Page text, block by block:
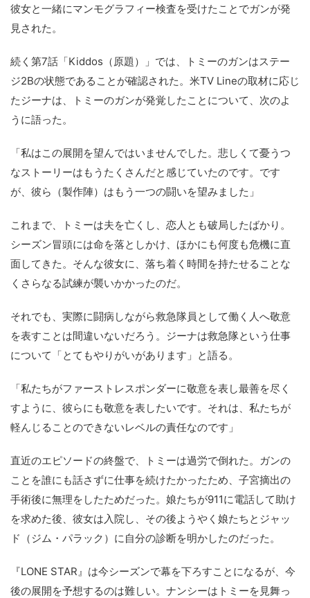
彼女と一緒にマンモグラフィー検査を受けたことでガンが発
見された。
続く第7話「Kiddos（原題）」では、トミーのガンはステー
ジ2Bの状態であることが確認された。米TV Lineの取材に応じ
たジーナは、トミーのガンが発覚したことについて、次のよ
うに語った。
「私はこの展開を望んではいませんでした。悲しくて憂うつ
なストーリーはもうたくさんだと感じていたのです。です
が、彼ら（製作陣）はもう一つの闘いを望みました」
これまで、トミーは夫を亡くし、恋人とも破局したばかり。
シーズン冒頭には命を落としかけ、ほかにも何度も危機に直
面してきた。そんな彼女に、落ち着く時間を持たせることな
くさらなる試練が襲いかかったのだ。
それでも、実際に闘病しながら救急隊員として働く人へ敬意
を表すことは間違いないだろう。ジーナは救急隊という仕事
について「とてもやりがいがあります」と語る。
「私たちがファーストレスポンダーに敬意を表し最善を尽く
すように、彼らにも敬意を表したいです。それは、私たちが
軽んじることのできないレベルの責任なのです」
直近のエピソードの終盤で、トミーは過労で倒れた。ガンの
ことを誰にも話さずに仕事を続けたかったため、子宮摘出の
手術後に無理をしたためだった。娘たちが911に電話して助け
を求めた後、彼女は入院し、その後ようやく娘たちとジャッ
ド（ジム・パラック）に自分の診断を明かしたのだった。
『LONE STAR』は今シーズンで幕を下ろすことになるが、今
後の展開を予想するのは難しい。ナンシーはトミーを見舞っ